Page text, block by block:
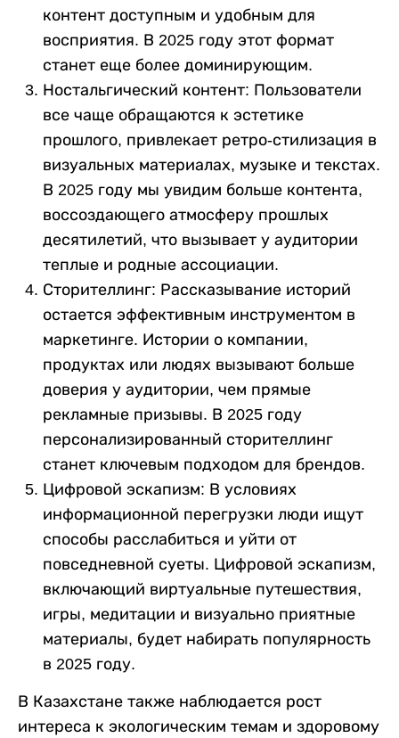
контент доступным и удобным для
восприятия. В 2025 году этот формат
станет еще более доминирующим.
Ностальгический контент: Пользователи
все чаще обращаются к эстетике
прошлого, привлекает ретро-стилизация в
визуальных материалах, музыке и текстах.
В 2025 году мы увидим больше контента,
воссоздающего атмосферу прошлых
десятилетий, что вызывает у аудитории
теплые и родные ассоциации.
Сторителлинг: Рассказывание историй
остается эффективным инструментом в
маркетинге. Истории о компании,
продуктах или людях вызывают больше
доверия у аудитории, чем прямые
рекламные призывы. В 2025 году
персонализированный сторителлинг
станет ключевым подходом для брендов.
Цифровой эскапизм: В условиях
информационной перегрузки люди ищут
способы расслабиться и уйти от
повседневной суеты. Цифровой эскапизм,
включающий виртуальные путешествия,
игры, медитации и визуально приятные
материалы, будет набирать популярность
в 2025 году.
В Казахстане также наблюдается рост
интереса к экологическим темам и здоровому